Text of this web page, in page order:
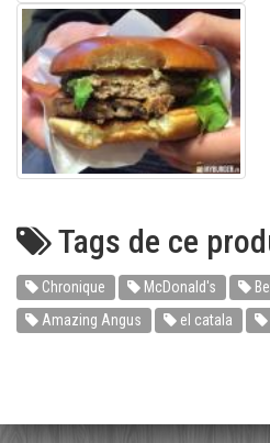
Tags de ce
Chronique McDonald's
Amazing Angus
el catala